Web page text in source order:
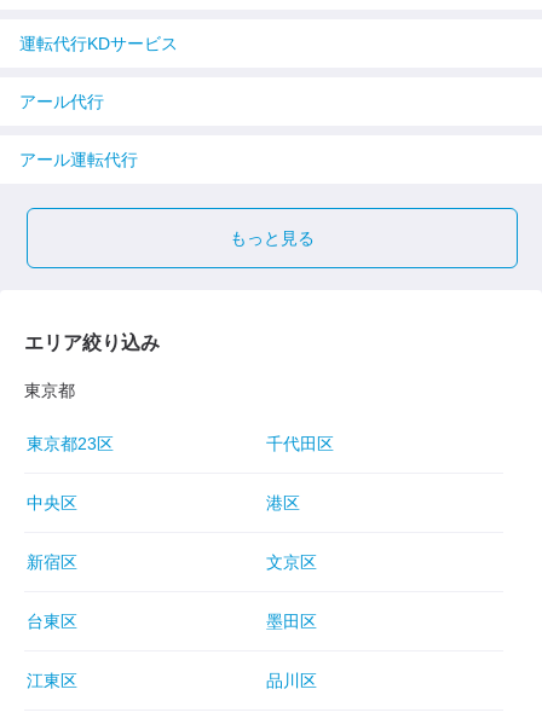
運転代行KDサービス
アール代行
アール運転代行
もっと見る
エリア絞り込み
東京都
東京都23区 千代田区
中央区 港区
新宿区 文京区
台東区 墨田区
江東区 品川区